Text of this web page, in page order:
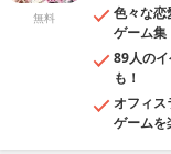
無料
色々な恋
ゲーム集
89人の
も！
オフィス
ゲームを